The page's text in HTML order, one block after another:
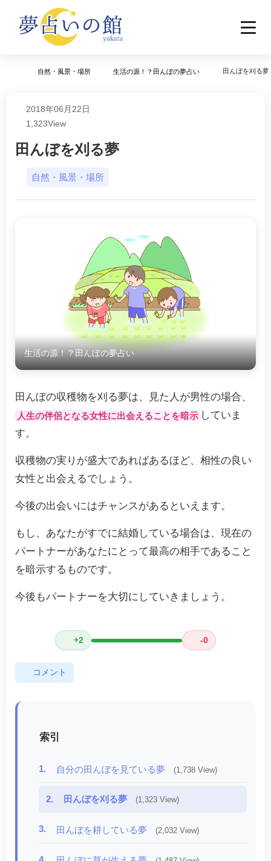
自然・風景・場所 生活の源！？田んぼの夢占い 田んぼを刈る夢
2018年06月22日
1,323View
田んぼを刈る夢
自然・風景・場所
生活の源！？田んぼの夢占い
田んぼの収穫物を刈る夢は、見た人が男性の場合、
人生の伴侶となる女性に出会えることを暗示 していま
す。
収穫物の実りが盛大であればあるほど、相性の良い
女性と出会えるでしょう。
今後の出会いにはチャンスがあるといえます。
もし、あなたがすでに結婚している場合は、現在の
パートナーがあなたにとって最高の相手であること
を暗示するものです。
今後もパートナーを大切にしていきましょう。
+2 -0
コメント
索引
1. 自分の田んぼを見ている夢 (1,738 View)
2. 田んぼを刈る夢 (1,323 View)
3. 田んぼを耕している夢 (2,032 View)